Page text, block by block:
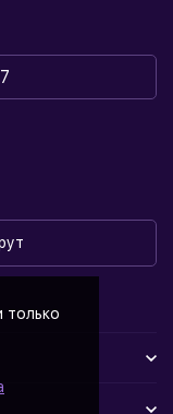
только